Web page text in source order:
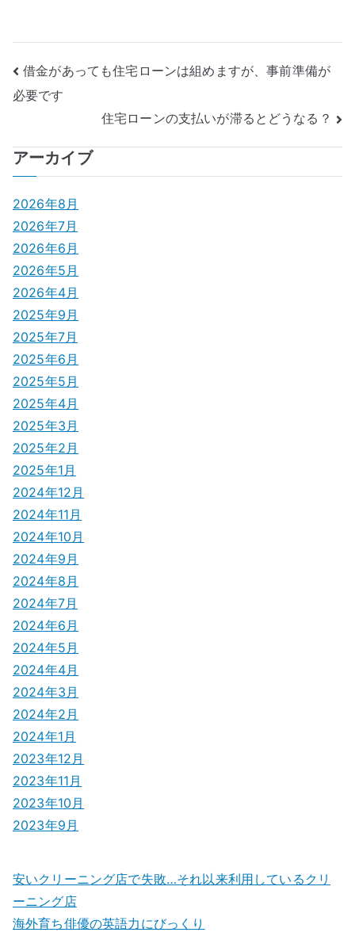
投
稿
ナ
ビ
ゲ
ー
シ
ョ
ン
借金があっても住宅ローンは組めますが、事前準備が
必要です
住宅ローンの支払いが滞るとどうなる？
アーカイブ
2026年8月
2026年7月
2026年6月
2026年5月
2026年4月
2025年9月
2025年7月
2025年6月
2025年5月
2025年4月
2025年3月
2025年2月
2025年1月
2024年12月
2024年11月
2024年10月
2024年9月
2024年8月
2024年7月
2024年6月
2024年5月
2024年4月
2024年3月
2024年2月
2024年1月
2023年12月
2023年11月
2023年10月
2023年9月
安いクリーニング店で失敗…それ以来利用しているクリ
ーニング店
海外育ち俳優の英語力にびっくり